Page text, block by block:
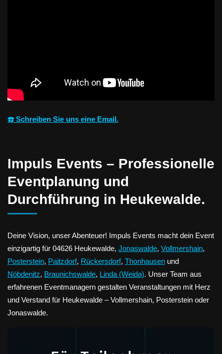
☎️ Schreiben Sie uns eine Email.
Impuls Events – Professionelle
Eventplanung und
Durchführung in Heukewalde.
Deine Vision, unser Abenteuer! Impuls Events macht dein Event
einzigartig für 04626 Heukewalde, Jonaswalde, Vollmershain,
Posterstein, Paitzdorf, Rückersdorf, Thonhausen und
Nöbdenitz, Braunichswalde, Linda (Weida). Unser Team aus
erfahrenen Eventmanagern gestalten Veranstaltungen mit Herz
und Verstand für Heukewalde – Vollmershain, Posterstein oder
Jonaswalde.